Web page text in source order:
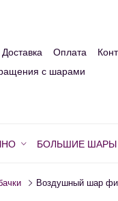
Доставка Оплата
с шарами
БОЛЬШИЕ ШАРЫ
Воздушный шар